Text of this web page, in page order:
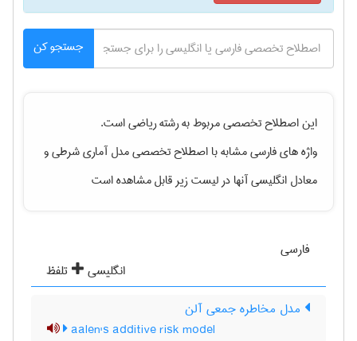
جستجو کن
این اصطلاح تخصصی مربوط به رشتهرياضیاست.
واژه های فارسی مشابه با اصطلاح تخصصیمدل آماری شرطیو
معادل انگلیسی آنها در لیست زیر قابل مشاهده است
فارسی
انگلیسی
تلفظ
مدل مخاطره جمعی آلن
aalen's additive risk model